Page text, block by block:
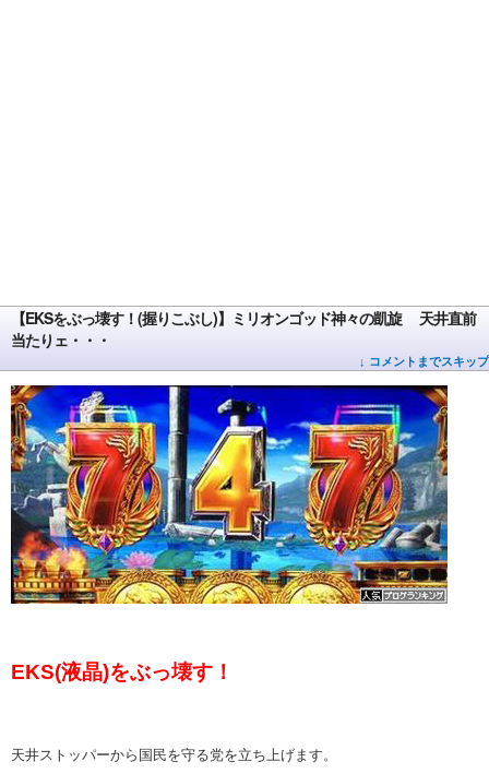
【EKSをぶっ壊す！(握りこぶし)】ミリオンゴッド神々の凱旋 天井直前
当たりェ・・・
↓ コメントまでスキップ
EKS(液晶)をぶっ壊す！
天井ストッパーから国民を守る党を立ち上げます。